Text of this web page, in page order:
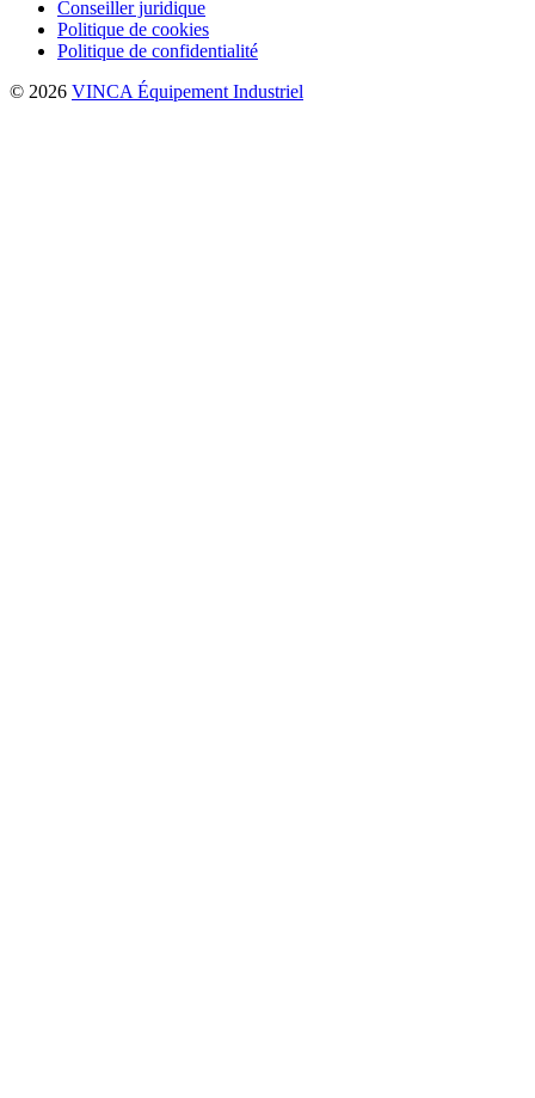
Conseiller juridique
Politique de cookies
Politique de confidentialité
© 2026 VINCA Équipement Industriel